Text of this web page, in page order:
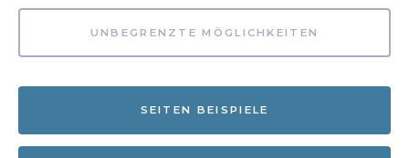
UNBEGRENZTE MÖGLICHKEITEN
SEITEN BEISPIELE